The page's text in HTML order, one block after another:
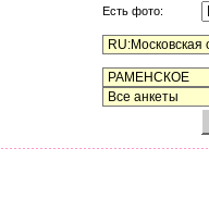
Есть фото: